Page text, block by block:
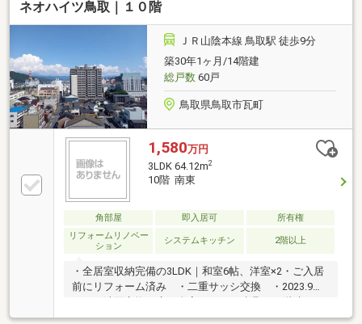
ネオハイツ鳥取｜１０階
ＪＲ山陰本線 鳥取駅 徒歩9分
築30年1ヶ月/14階建
総戸数60戸
鳥取県鳥取市瓦町
1,580万円
3LDK 64.12m2
10階 南東
角部屋 即入居可
所有権
リフォームリノベー
ション
システムキッチン 2階以上
・全居室収納完備の3LDK｜和室6帖、洋室×2・ご入居
前にリフォーム済み ・二重サッシ交換 ・2023.9ト
イレ・洗面交換｜床、全室クロス、建具・14階建ての
10階層。角部屋なので日当たり・通風◎・バルコニー